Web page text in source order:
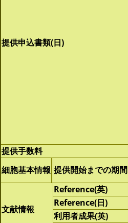
提供申込書類(日)
提供手数料
細胞基本情報 提供開始までの期間
文献情報
Reference(英)
Reference(日)
利用者成果(英)